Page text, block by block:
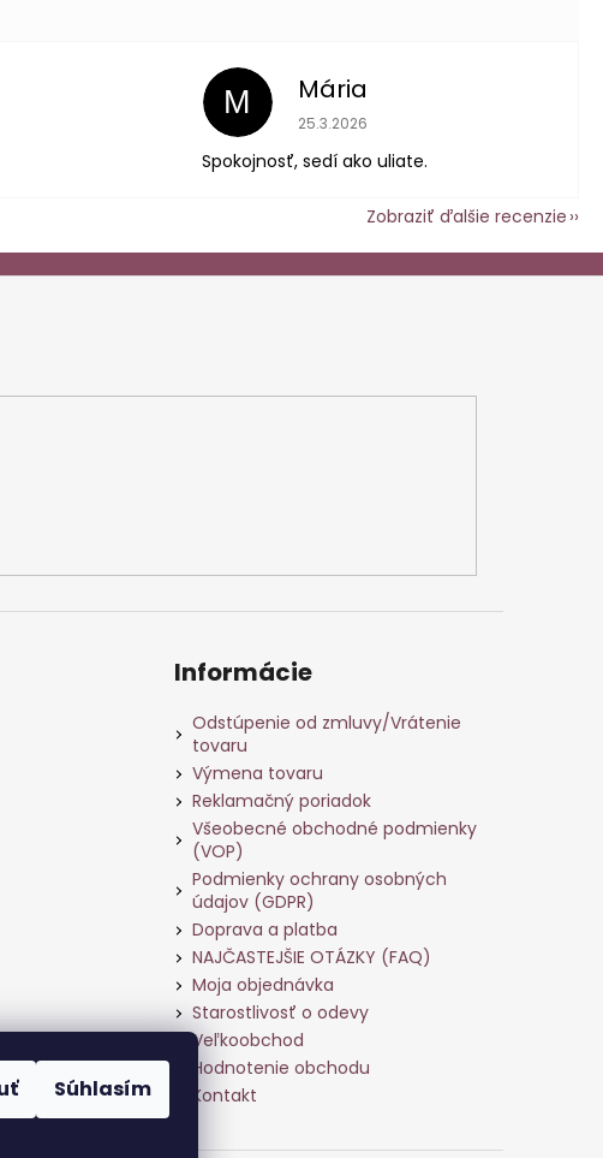
Súhlasím
obchodu je 5 z 5 hviezdičiek.
M Mária
Hodnotenie obchodu je 5 z 5
25.3.2026
Spokojnosť, sedí ako uliate.
Zobraziť ďalšie recenzie
Informácie
Odstúpenie od zmluvy/Vrátenie
tovaru
Výmena tovaru
Reklamačný poriadok
Všeobecné obchodné podmienky
(VOP)
Podmienky ochrany osobných
údajov (GDPR)
Doprava a platba
NAJČASTEJŠIE OTÁZKY (FAQ)
Moja objednávka
Starostlivosť o odevy
Veľkoobchod
Hodnotenie obchodu
Kontakt